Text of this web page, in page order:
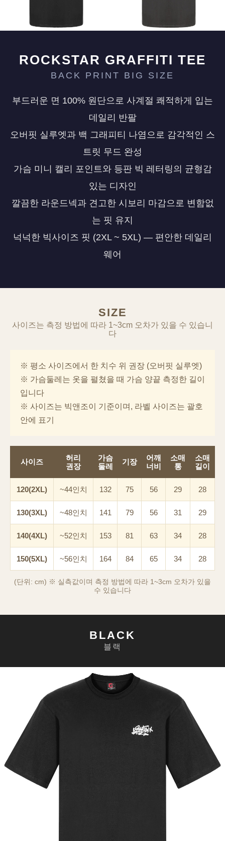
ROCKSTAR GRAFFITI TEE
BACK PRINT BIG SIZE
부드러운 면 100% 원단으로 사계절 쾌적하게 입는
데일리 반팔
오버핏 실루엣과 백 그래피티 나염으로 감각적인 스
트릿 무드 완성
가슴 미니 캘리 포인트와 등판 빅 레터링의 균형감
있는 디자인
깔끔한 라운드넥과 견고한 시보리 마감으로 변함없
는 핏 유지
넉넉한 빅사이즈 핏 (2XL ~ 5XL) — 편안한 데일리
웨어
SIZE
사이즈는 측정 방법에 따라 1~3cm 오차가 있을 수 있습니
다
※ 평소 사이즈에서 한 치수 위 권장 (오버핏 실루엣)
※ 가슴둘레는 옷을 펼쳤을 때 가슴 양끝 측정한 길이
입니다
※ 사이즈는 빅앤조이 기준이며, 라벨 사이즈는 괄호
안에 표기
사이즈
허리
권장
가슴
둘레
기장
어깨
너비
소매
통
소매
길이
120(2XL) ~44인치 132 75 56 29 28
130(3XL) ~48인치 141 79 56 31 29
140(4XL) ~52인치 153 81 63 34 28
150(5XL) ~56인치 164 84 65 34 28
(단위: cm) ※ 실측값이며 측정 방법에 따라 1~3cm 오차가 있을
수 있습니다
BLACK
블랙